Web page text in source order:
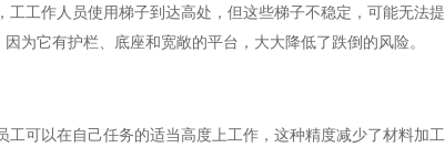
工作人员使用梯子到达高处，但这些梯子不稳定，可能无法提
为它有护栏、底座和宽敞的平台，大大降低了跌倒的风险。
以在自己任务的适当高度上工作，这种精度减少了材料加工